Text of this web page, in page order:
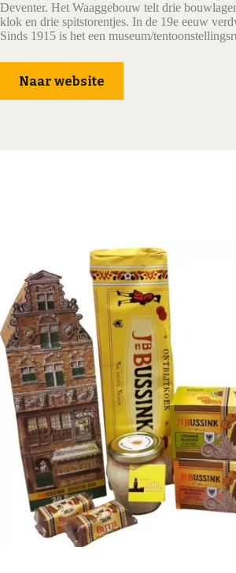
Deventer. Het Waaggebouw telt drie
klok en drie spitstorentjes. In de 19e eeuw
Sinds 1915 is het een museum/
Naar website